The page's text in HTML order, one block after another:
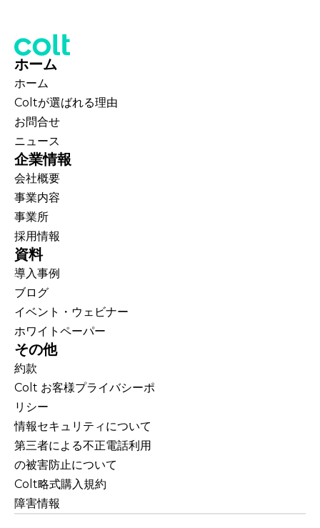
ホーム
ホーム
Coltが選ばれる理由
お問合せ
ニュース
企業情報
会社概要
事業内容
事業所
採用情報
資料
導入事例
ブログ
イベント・ウェビナー
ホワイトペーパー
その他
約款
Colt お客様プライバシーポ
リシー
情報セキュリティについて
第三者による不正電話利用
の被害防止について
Colt略式購入規約
障害情報